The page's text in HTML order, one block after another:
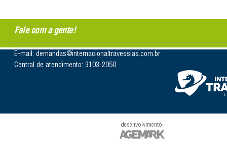
Fale com a gente!
E-mail: demandas@internacionaltravessias.com.br
Central de atendimento: 3103-2050
desenvolvimento: